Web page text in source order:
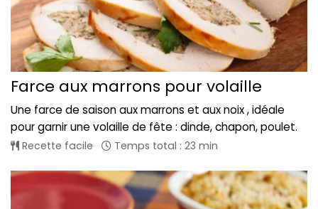
Farce aux marrons pour volaille
Une farce de saison aux marrons et aux noix , idéale
pour garnir une volaille de fête : dinde, chapon, poulet.
Recette facile Temps total : 23 min